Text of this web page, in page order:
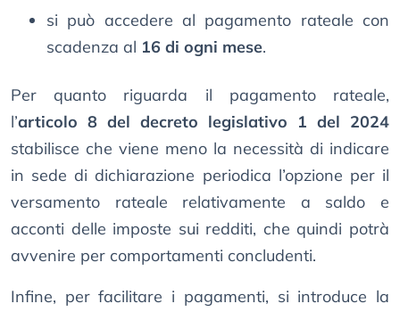
si può accedere al pagamento rateale con
scadenza al 16 di ogni mese.
Per quanto riguarda il pagamento rateale,
l’articolo 8 del decreto legislativo 1 del 2024
stabilisce che viene meno la necessità di indicare
in sede di dichiarazione periodica l’opzione per il
versamento rateale relativamente a saldo e
acconti delle imposte sui redditi, che quindi potrà
avvenire per comportamenti concludenti.
Infine, per facilitare i pagamenti, si introduce la